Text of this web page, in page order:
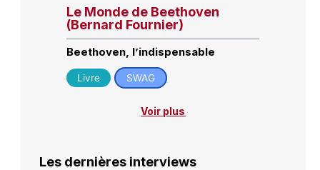
Le Monde de Beethoven
(Bernard Fournier)
Beethoven, l’indispensable
Livre SWAG
Voir plus
Les dernières interviews